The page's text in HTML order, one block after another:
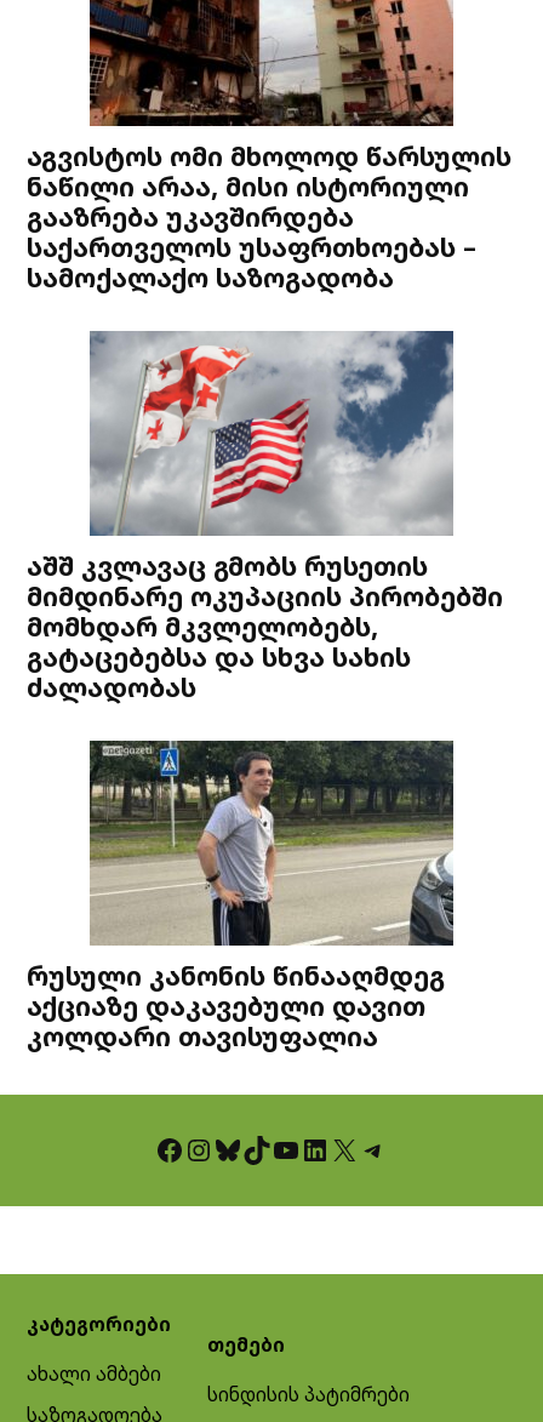
აგვისტოს ომი მხოლოდ წარსულის
ნაწილი არაა, მისი ისტორიული
გააზრება უკავშირდება
საქართველოს უსაფრთხოებას –
სამოქალაქო საზოგადობა
აშშ კვლავაც გმობს რუსეთის
მიმდინარე ოკუპაციის პირობებში
მომხდარ მკვლელობებს,
გატაცებებსა და სხვა სახის
ძალადობას
რუსული კანონის წინააღმდეგ
აქციაზე დაკავებული დავით
კოლდარი თავისუფალია
Facebook InstagramBluesky TikTok YouTube LinkedIn X Telegram
კატეგორიები
ახალი ამბები
საზოგადოება
თემები
სინდისის პატიმრები